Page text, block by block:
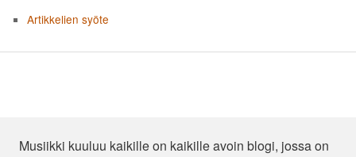
Artikkelien syöte
Musiikki kuuluu kaikille on kaikille avoin blogi, jossa on